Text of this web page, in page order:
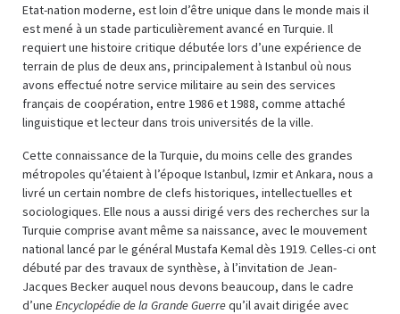
Etat-nation moderne, est loin d’être unique dans le monde mais il
est mené à un stade particulièrement avancé en Turquie. Il
requiert une histoire critique débutée lors d’une expérience de
terrain de plus de deux ans, principalement à Istanbul où nous
avons effectué notre service militaire au sein des services
français de coopération, entre 1986 et 1988, comme attaché
linguistique et lecteur dans trois universités de la ville.
Cette connaissance de la Turquie, du moins celle des grandes
métropoles qu’étaient à l’époque Istanbul, Izmir et Ankara, nous a
livré un certain nombre de clefs historiques, intellectuelles et
sociologiques. Elle nous a aussi dirigé vers des recherches sur la
Turquie comprise avant même sa naissance, avec le mouvement
national lancé par le général Mustafa Kemal dès 1919. Celles-ci ont
débuté par des travaux de synthèse, à l’invitation de Jean-
Jacques Becker auquel nous devons beaucoup, dans le cadre
d’une Encyclopédie de la Grande Guerrequ’il avait dirigée avec